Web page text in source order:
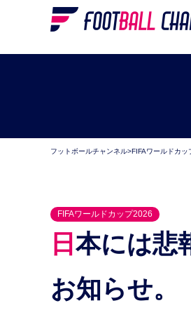
フットボールチャンネル>FIFAワールドカッ
FIFAワールドカップ2026
日本には悲報！？ ブラジル代表“9番不在問題”終了の
お知らせ。